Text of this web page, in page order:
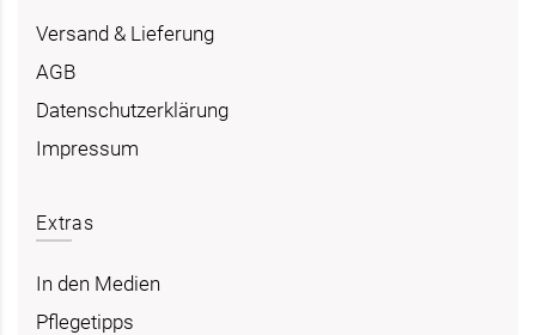
Versand & Lieferung
AGB
Datenschutzerklärung
Impressum
Extras
In den Medien
Pflegetipps